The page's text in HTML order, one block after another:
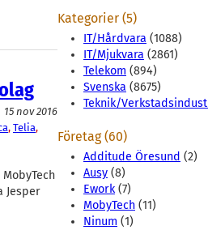
15 nov 2016
, Telia
Jesper
Kategorier (5)
IT/Hårdvara (1088)
IT/Mjukvara (2861)
Telekom (894)
Svenska (8675)
Teknik/
Företag (60)
Additude Öresund (2)
Ausy (8)
Ework(7)
MobyTech (11)
Ninum (1)